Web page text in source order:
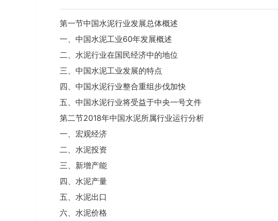
第一节中国水泥行业发展总体概述
一、中国水泥工业60年发展概述
二、水泥行业在国民经济中的地位
三、中国水泥工业发展的特点
四、中国水泥行业整合重组步伐加快
五、中国水泥行业将受益于中央一号文件
第二节2018年中国水泥所属行业运行分析
一、宏观经济
二、水泥投资
三、新增产能
四、水泥产量
五、水泥出口
六、水泥价格